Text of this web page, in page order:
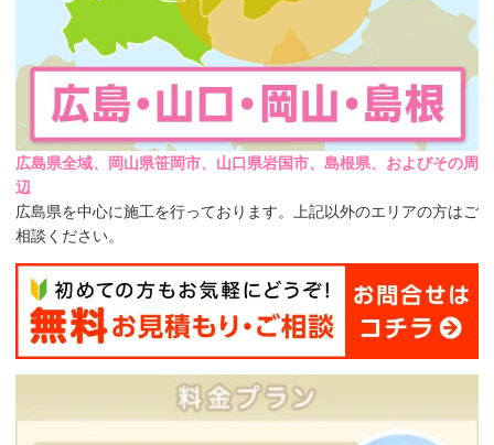
広島県全域、岡山県笹岡市、山口県岩国市、島根県、およびその周
辺
広島県を中心に施工を行っております。上記以外のエリアの方はご
相談ください。